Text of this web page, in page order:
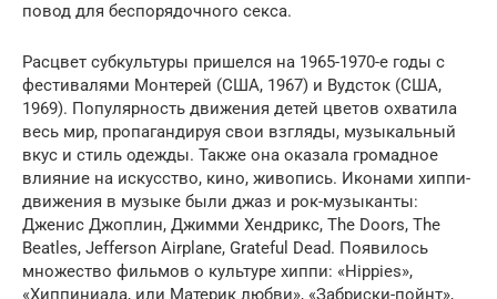
повод для беспорядочного секса.
Расцвет субкультуры пришелся на 1965-1970-е годы с
фестивалями Монтерей (США, 1967) и Вудсток (США,
1969). Популярность движения детей цветов охватила
весь мир, пропагандируя свои взгляды, музыкальный
вкус и стиль одежды. Также она оказала громадное
влияние на искусство, кино, живопись. Иконами хиппи-
движения в музыке были джаз и рок-музыканты:
Дженис Джоплин, Джимми Хендрикс, The Doors, The
Beatles, Jefferson Airplane, Grateful Dead. Появилось
множество фильмов о культуре хиппи: «Hippies»,
«Хиппиниада, или Материк любви», «Забриски-пойнт»,